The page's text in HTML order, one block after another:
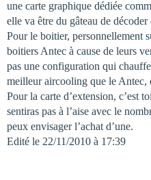
une carte graphique dédiée
elle va être du gâteau de
Pour le boitier, personnellement
boitiers Antec à cause de leurs
pas une configuration qui
meilleur aircooling que le Antec,
Pour la carte d’extension, c’est
sentiras pas à l’aise avec le
peux envisager l’achat d’une.
Edité le 22/11/2010 à 17:39